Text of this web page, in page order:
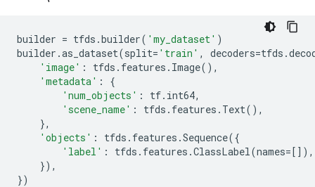
builder = tfds .builder( 'my_dataset' )
builder .as_dataset(split= 'train' , decoders=tfds .
'image' : tfds . features . Image(),
'metadata' :
{
'num_objects' : tf. int64,
'scene_name' : tfds . features . Text(),
},
'objects' : tfds . features .Sequence({
'label' : tfds . features .ClassLabel(names=[]),
}),
})